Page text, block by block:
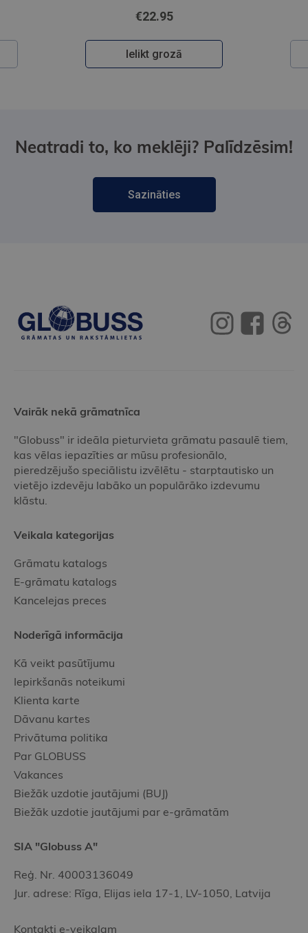
€22.95
Ielikt grozā
Neatradi to, ko meklēji? Palīdzēsim!
Sazināties
Vairāk nekā grāmatnīca
"Globuss" ir ideāla pieturvieta grāmatu pasaulē tiem,
kas vēlas iepazīties ar mūsu profesionālo,
pieredzējušo speciālistu izvēlētu - starptautisko un
vietējo izdevēju labāko un populārāko izdevumu
klāstu.
Veikala kategorijas
Grāmatu katalogs
E-grāmatu katalogs
Kancelejas preces
Noderīgā informācija
Kā veikt pasūtījumu
Iepirkšanās noteikumi
Klienta karte
Dāvanu kartes
Privātuma politika
Par GLOBUSS
Vakances
Biežāk uzdotie jautājumi (BUJ)
Biežāk uzdotie jautājumi par e-grāmatām
SIA "Globuss A"
Reģ. Nr. 40003136049
Jur. adrese: Rīga, Elijas iela 17-1, LV-1050, Latvija
Kontakti e-veikalam